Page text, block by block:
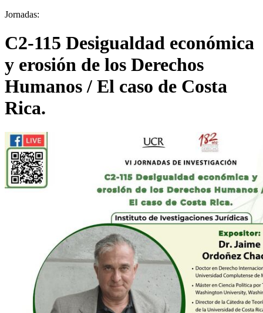
Jornadas:
C2-115 Desigualdad económica
y erosión de los Derechos
Humanos / El caso de Costa
Rica.